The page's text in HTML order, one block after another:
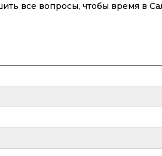
все вопросы, чтобы время в